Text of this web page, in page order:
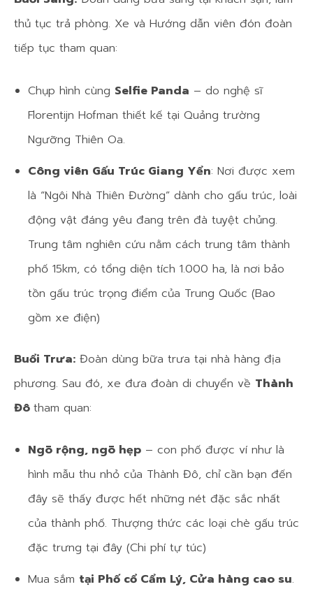
thủ tục trả phòng. Xe và Hướng dẫn viên đón đoàn
tiếp tục tham quan:
Chụp hình cùng Selfie Panda – do nghệ sĩ
Florentijn Hofman thiết kế tại Quảng trường
Ngưỡng Thiên Oa.
Công viên Gấu Trúc Giang Yển: Nơi được xem
là “Ngôi Nhà Thiên Đường” dành cho gấu trúc, loài
động vật đáng yêu đang trên đà tuyệt chủng.
Trung tâm nghiên cứu nằm cách trung tâm thành
phố 15km, có tổng diện tích 1.000 ha, là nơi bảo
tồn gấu trúc trọng điểm của Trung Quốc (Bao
gồm xe điện)
Buổi Trưa: Đoàn dùng bữa trưa tại nhà hàng địa
phương. Sau đó, xe đưa đoàn di chuyển về Thành
Đô tham quan:
Ngõ rộng, ngõ hẹp – con phố được ví như là
hình mẫu thu nhỏ của Thành Đô, chỉ cần bạn đến
đây sẽ thấy được hết những nét đặc sắc nhất
của thành phố. Thượng thức các loại chè gấu trúc
đặc trưng tại đây (Chi phí tự túc)
Mua sắm tại Phố cổ Cẩm Lý, Cửa hàng cao su.